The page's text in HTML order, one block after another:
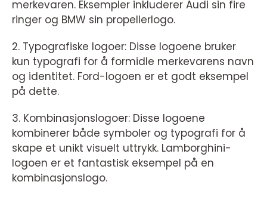
merkevaren. Eksempler inkluderer Audi sin fire
ringer og BMW sin propellerlogo.
2. Typografiske logoer: Disse logoene bruker
kun typografi for å formidle merkevarens navn
og identitet. Ford-logoen er et godt eksempel
på dette.
3. Kombinasjonslogoer: Disse logoene
kombinerer både symboler og typografi for å
skape et unikt visuelt uttrykk. Lamborghini-
logoen er et fantastisk eksempel på en
kombinasjonslogo.